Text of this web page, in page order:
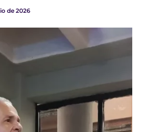
de 2026